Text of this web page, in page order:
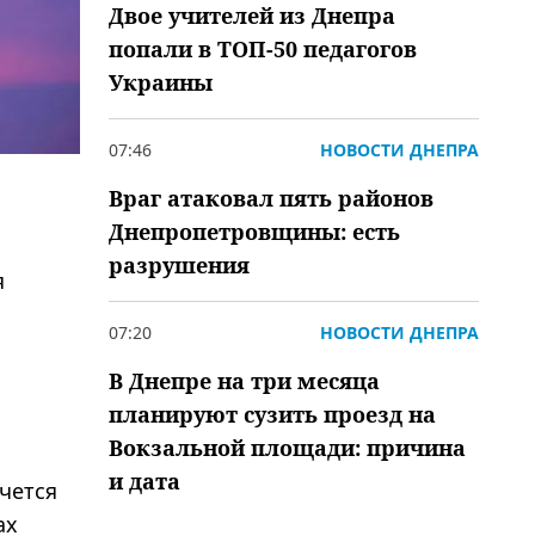
Двое учителей из Днепра
попали в ТОП-50 педагогов
Украины
07:46 НОВОСТИ ДНЕПРА
Враг атаковал пять районов
Днепропетровщины: есть
разрушения
07:20 НОВОСТИ ДНЕПРА
В Днепре на три месяца
планируют сузить проезд на
Вокзальной площади: причина
и дата